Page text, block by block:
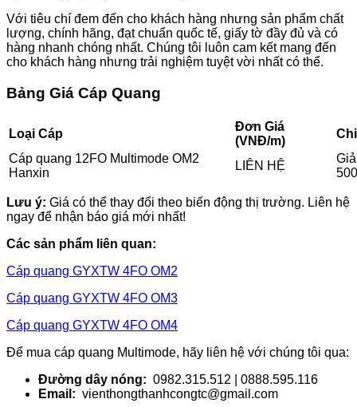
Với tiêu chí đem đến cho khách hàng nhưng sản phẩm chất
lượng, chính hãng, đạt chuẩn quốc tế, giấy tờ đầy đủ và có
hàng nhanh chóng nhất. Chúng tôi luôn cam kết mang đến
cho khách hàng nhưng trải nghiệm tuyệt vời nhất có thể.
Bảng Giá Cáp Quang
Loại Cáp
Đơn Giá
(VNĐ/m)
Cáp quang 12FO Multimode OM2
Hanxin
LIÊN HỆ
Lưu ý: Giá có thể thay đổi theo biến động thị trường. Liên hệ
ngay để nhận báo giá mới nhất!
Các sản phẩm liên quan:
Cáp quang GYXTW 4FO OM2
Cáp quang GYXTW 4FO OM3
Cáp quang GYXTW 4FO OM4
Để mua cáp quang Multimode, hãy liên hệ với chúng tôi qua:
Đường dây nóng: 0982.315.512 | 0888.595.116
Email: vienthongthanhcongtc@gmail.com